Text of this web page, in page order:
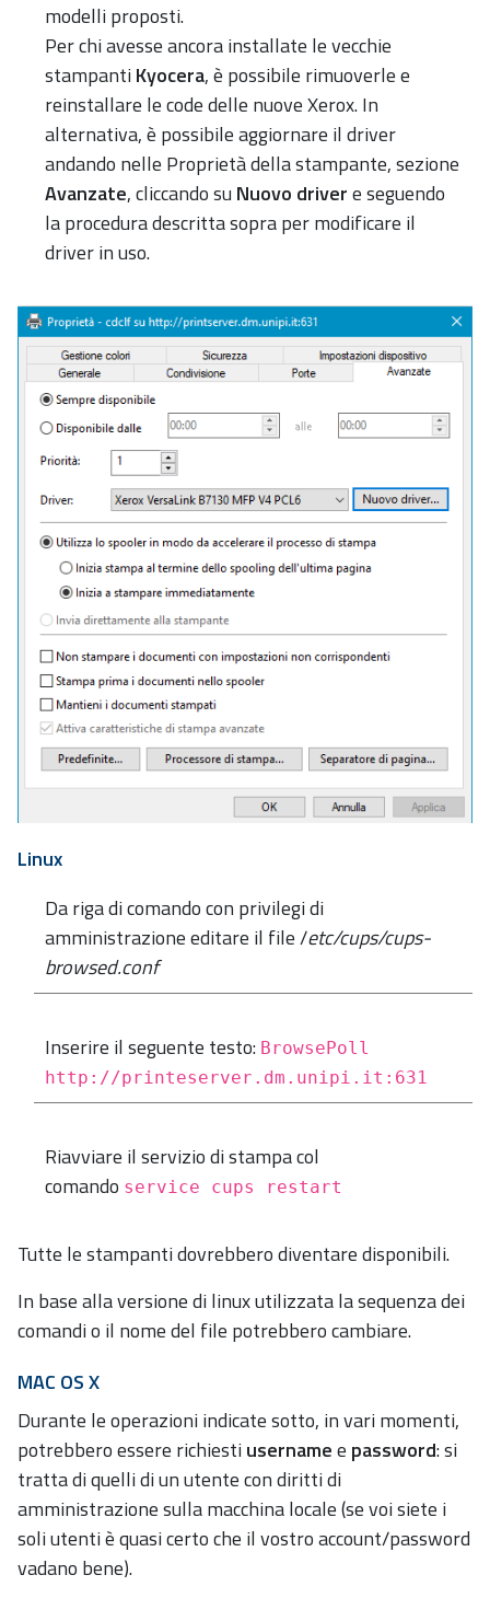
modelli proposti.
Per chi avesse ancora installate le vecchie
stampantiKyocera, è possibile rimuoverle e
reinstallare le code delle nuove Xerox. In
alternativa, è possibile aggiornare il driver
andando nelle Proprietà della stampante, sezione
Avanzate, cliccando su Nuovo drivere seguendo
la procedura descritta sopra per modificare il
driver in uso.
Linux
Da riga di comando con privilegi di
amministrazione editare il file /etc/cups/cups-
browsed.conf
Inserire il seguente testo: BrowsePoll
http://printeserver.dm.unipi.it:631
Riavviare il servizio di stampa col
comando service cups restart
Tutte le stampanti dovrebbero diventare disponibili.
In base alla versione di linux utilizzata la sequenza dei
comandi o il nome del file potrebbero cambiare.
MAC OS X
Durante le operazioni indicate sotto, in vari momenti,
potrebbero essere richiestiusernamee password: si
tratta di quelli di un utente con diritti di
amministrazione sulla macchina locale (se voi siete i
soli utenti è quasi certo che il vostro account/password
vadano bene).